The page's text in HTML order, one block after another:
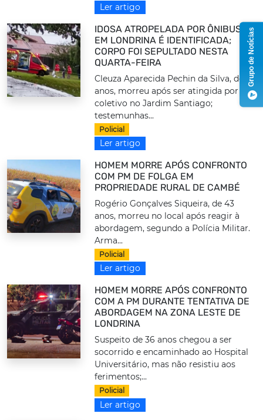
Ler artigo
IDOSA ATROPELADA POR ÔNIBUS
EM LONDRINA É IDENTIFICADA;
CORPO FOI SEPULTADO NESTA
QUARTA-FEIRA
Cleuza Aparecida Pechin da Silva, de 73
anos, morreu após ser atingida por um
coletivo no Jardim Santiago;
testemunhas...
Policial
Ler artigo
HOMEM MORRE APÓS CONFRONTO
COM PM DE FOLGA EM
PROPRIEDADE RURAL DE CAMBÉ
Rogério Gonçalves Siqueira, de 43
anos, morreu no local após reagir à
abordagem, segundo a Polícia Militar.
Arma...
Policial
Ler artigo
HOMEM MORRE APÓS CONFRONTO
COM A PM DURANTE TENTATIVA DE
ABORDAGEM NA ZONA LESTE DE
LONDRINA
Suspeito de 36 anos chegou a ser
socorrido e encaminhado ao Hospital
Universitário, mas não resistiu aos
ferimentos;...
Policial
Ler artigo
Grupo de Notícias